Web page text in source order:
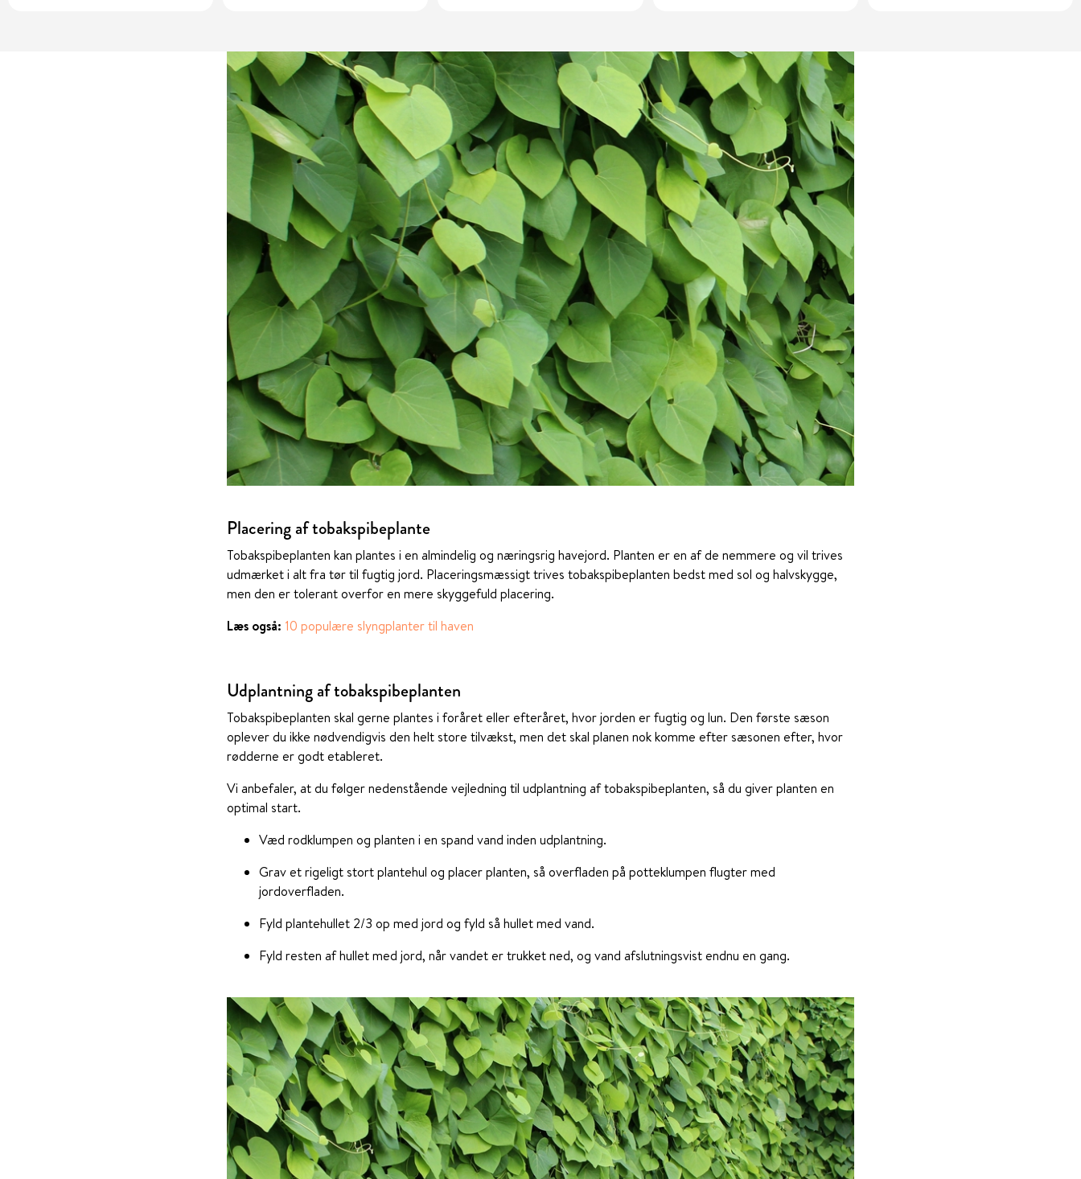
Placering af tobakspibeplante
Tobakspibeplanten kan plantes i en almindelig og næringsrig havejord. Planten er en af de nemmere og vil trives
udmærket i alt fra tør til fugtig jord. Placeringsmæssigt trives tobakspibeplanten bedst med sol og halvskygge,
men den er tolerant overfor en mere skyggefuld placering.
Læs også: 10 populære slyngplanter til haven
Udplantning af tobakspibeplanten
Tobakspibeplanten skal gerne plantes i foråret eller efteråret, hvor jorden er fugtig og lun. Den første sæson
oplever du ikke nødvendigvis den helt store tilvækst, men det skal planen nok komme efter sæsonen efter, hvor
rødderne er godt etableret.
Vi anbefaler, at du følger nedenstående vejledning til udplantning af tobakspibeplanten, så du giver planten en
optimal start.
Væd rodklumpen og planten i en spand vand inden udplantning.
Grav et rigeligt stort plantehul og placer planten, så overfladen på potteklumpen flugter med
jordoverfladen.
Fyld plantehullet 2/3 op med jord og fyld så hullet med vand.
Fyld resten af hullet med jord, når vandet er trukket ned, og vand afslutningsvist endnu en gang.